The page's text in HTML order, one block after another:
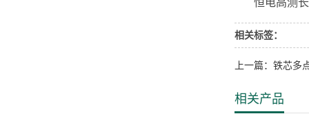
恒电高测长
相关标签：
上一篇：铁芯多
相关产品